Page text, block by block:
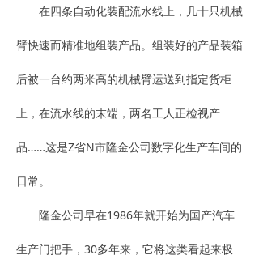
在四条自动化装配流水线上，几十只机械
臂快速而精准地组装产品。组装好的产品装箱
后被一台约两米高的机械臂运送到指定货柜
上，在流水线的末端，两名工人正检视产
品……这是Z省N市隆金公司数字化生产车间的
日常。
隆金公司早在1986年就开始为国产汽车
生产门把手，30多年来，它将这类看起来极